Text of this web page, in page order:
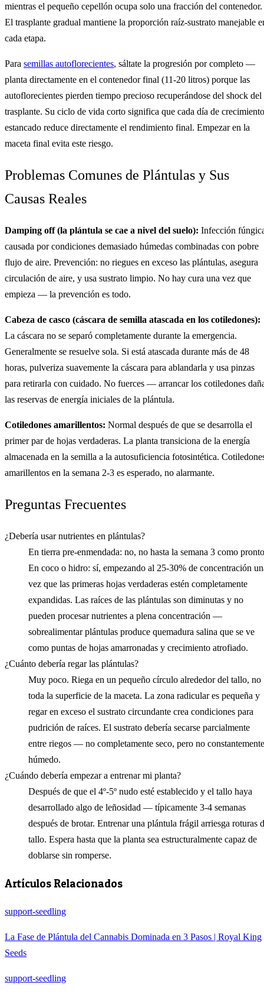
mientras el pequeño cepellón ocupa solo una fracción del contenedor.
El trasplante gradual mantiene la proporción raíz-sustrato manejable
cada etapa.
Para semillas autoflorecientes, sáltate la progresión por completo —
planta directamente en el contenedor final (11-20 litros) porque las
autoflorecientes pierden tiempo precioso recuperándose del shock del
trasplante. Su ciclo de vida corto significa que cada día de crecimiento
estancado reduce directamente el rendimiento final. Empezar en la
maceta final evita este riesgo.
Problemas Comunes de Plántulas y Sus
Causas Reales
Damping off (la plántula se cae a nivel del suelo): Infección
causada por condiciones demasiado húmedas combinadas con pobre
flujo de aire. Prevención: no riegues en exceso las plántulas, asegura
circulación de aire, y usa sustrato limpio. No hay cura una vez que
empieza — la prevención es todo.
Cabeza de casco (cáscara de semilla atascada en los cotiledones):
La cáscara no se separó completamente durante la emergencia.
Generalmente se resuelve sola. Si está atascada durante más de 48
horas, pulveriza suavemente la cáscara para ablandarla y usa pinzas
para retirarla con cuidado. No fuerces — arrancar los cotiledones
las reservas de energía iniciales de la plántula.
Cotiledones amarillentos: Normal después de que se desarrolla el
primer par de hojas verdaderas. La planta transiciona de la energía
almacenada en la semilla a la autosuficiencia fotosintética.
amarillentos en la semana 2-3 es esperado, no alarmante.
Preguntas Frecuentes
¿Debería usar nutrientes en plántulas?
En tierra pre-enmendada: no, no hasta la semana 3 como
En coco o hidro: sí, empezando al 25-30% de concentración
vez que las primeras hojas verdaderas estén completamente
expandidas. Las raíces de las plántulas son diminutas y no
pueden procesar nutrientes a plena concentración —
sobrealimentar plántulas produce quemadura salina que se ve
como puntas de hojas amarronadas y crecimiento atrofiado.
¿Cuánto debería regar las plántulas?
Muy poco. Riega en un pequeño círculo alrededor del tallo, no
toda la superficie de la maceta. La zona radicular es pequeña y
regar en exceso el sustrato circundante crea condiciones para
pudrición de raíces. El sustrato debería secarse parcialmente
entre riegos — no completamente seco, pero no constantemente
húmedo.
¿Cuándo debería empezar a entrenar mi planta?
Después de que el 4º-5º nudo esté establecido y el tallo haya
desarrollado algo de leñosidad — típicamente 3-4 semanas
después de brotar. Entrenar una plántula frágil arriesga roturas
tallo. Espera hasta que la planta sea estructuralmente capaz de
doblarse sin romperse.
Artículos Relacionados
support-seedling
La Fase de Plántula del Cannabis Dominada en 3 Pasos | Royal King
Seeds
support-seedling